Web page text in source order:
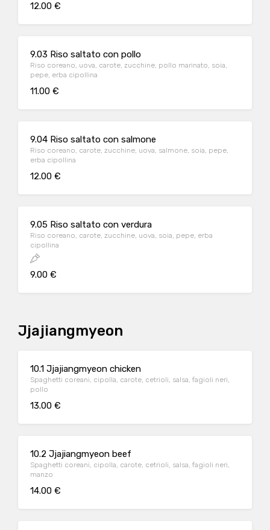
12.00 €
9.03 Riso saltato con pollo
Riso coreano, uova, carote, zucchine, pollo marinato, soia,
pepe, erba cipollina
11.00 €
9.04 Riso saltato con salmone
Riso coreano, carote, zucchine, uova, salmone, soia, pepe,
erba cipollina
12.00 €
9.05 Riso saltato con verdura
Riso coreano, carote, zucchine, uova, soia, pepe, erba
cipollina
9.00 €
Jjajiangmyeon
10.1 Jjajiangmyeon chicken
Spaghetti coreani, cipolla, carote, cetrioli, salsa, fagioli neri,
pollo
13.00 €
10.2 Jjajiangmyeon beef
Spaghetti coreani, cipolla, carote, cetrioli, salsa, fagioli neri,
manzo
14.00 €